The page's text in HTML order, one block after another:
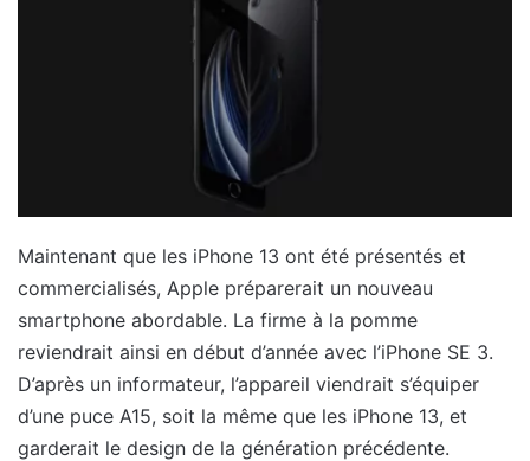
Maintenant que les iPhone 13 ont été présentés et
commercialisés, Apple préparerait un nouveau
smartphone abordable. La firme à la pomme
reviendrait ainsi en début d’année avec l’iPhone SE 3.
D’après un informateur, l’appareil viendrait s’équiper
d’une puce A15, soit la même que les iPhone 13, et
garderait le design de la génération précédente.